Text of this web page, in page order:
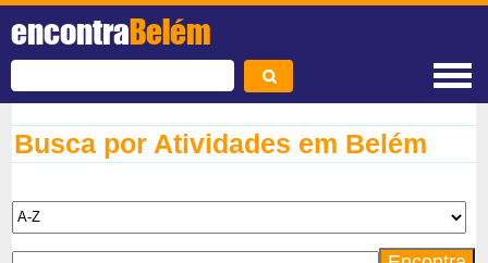
encontraBelém
Busca por Atividades em Belém